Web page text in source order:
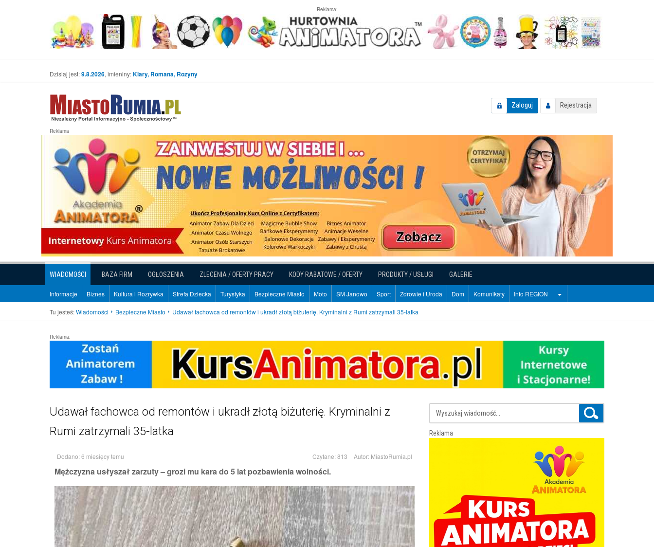
Reklama:
Dzisiaj jest:9.8.2026, imieniny:Klary, Romana, Rozyny
Zaloguj Rejestracja
Reklama
WIADOMOŚCI BAZA FIRM OGŁOSZENIA ZLECENIA / OFERTY PRACY KODY RABATOWE / OFERTY PRODUKTY / USŁUGI GALERIE
Informacje Biznes Kultura i Rozrywka Strefa Dziecka Turystyka Bezpieczne Miasto Moto SM Janowo Sport Zdrowie i Uroda Dom Komunikaty Info REGION
Tu jesteś:Wiadomości Bezpieczne Miasto Udawał fachowca od remontów i ukradł złotą biżuterię. Kryminalni z Rumi zatrzymali 35-latka
Reklama:
Udawał fachowca od remontów i ukradł złotą biżuterię. Kryminalni z
Rumi zatrzymali 35-latka
Dodano: 6 miesięcy temu Czytane: 813 Autor: MiastoRumia.pl
Mężczyzna usłyszał zarzuty – grozi mu kara do 5 lat pozbawienia wolności.
Reklama